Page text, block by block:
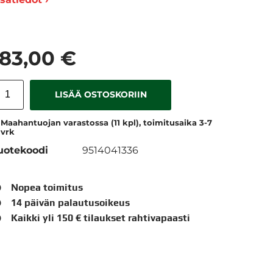
€
LISÄÄ OSTOSKORIIN
Maahantuojan varastossa (11 kpl), toimitusaika 3-7
vrk
9514041336
Nopea toimitus
14 päivän palautusoikeus
Kaikki yli 150 € tilaukset rahtivapaasti